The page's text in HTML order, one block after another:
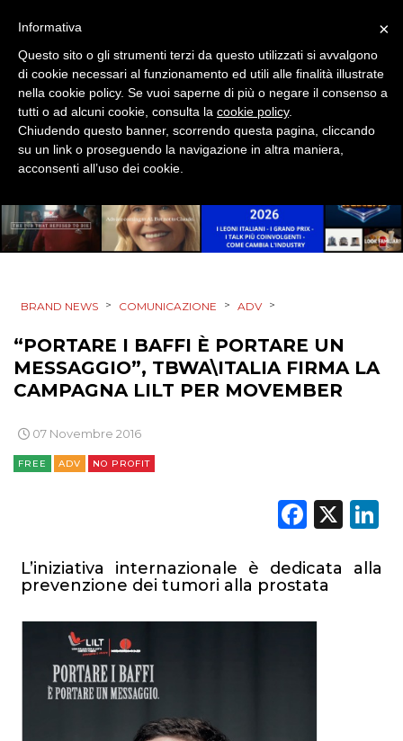
EDITORIA
ESTERNA
RADIO / AUDIO
TV
PREVISIONI/SCENARI
TREND
BRAND NEWS > COMUNICAZIONE > ADV >
“PORTARE I BAFFI È PORTARE UN
MESSAGGIO”, TBWA\ITALIA FIRMA LA
CAMPAGNA LILT PER MOVEMBER
07 Novembre 2016
FREE ADV NO PROFIT
X
L’iniziativa internazionale è dedicata alla
prevenzione dei tumori alla prostata
×
Informativa
Questo sito o gli strumenti terzi da questo utilizzati si avvalgono
di cookie necessari al funzionamento ed utili alle finalità illustrate
nella cookie policy. Se vuoi saperne di più o negare il consenso a
tutti o ad alcuni cookie, consulta la cookie policy.
Chiudendo questo banner, scorrendo questa pagina, cliccando
su un link o proseguendo la navigazione in altra maniera,
acconsenti all’uso dei cookie.